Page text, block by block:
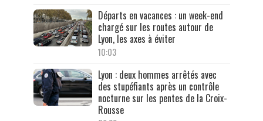
Départs en vacances : un week-end
chargé sur les routes autour de
Lyon, les axes à éviter
10:03
Lyon : deux hommes arrêtés avec
des stupéfiants après un contrôle
nocturne sur les pentes de la Croix-
Rousse